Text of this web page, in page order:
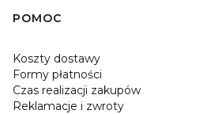
POMOC
Koszty dostawy
Formy płatności
Czas realizacji zakupów
Reklamacje i zwroty